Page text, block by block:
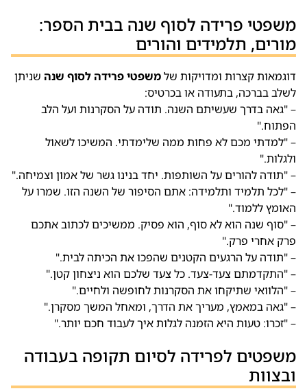
משפטי פרידה לסוף שנה בבית הספר:
מורים, תלמידים והורים
דוגמאות קצרות ומדויקות שלמשפטי פרידה לסוף שנה שניתן
לשלב בברכה, בתעודה או בכרטיס:
– "גאה בדרך שעשיתם השנה. תודה על הסקרנות ועל הלב
הפתוח."
– "למדתי מכם לא פחות ממה שלימדתי. המשיכו לשאול
ולגלות."
– "תודה להורים על השותפות. יחד בנינו גשר של אמון וצמיחה."
– "לכל תלמיד ותלמידה: אתם הסיפור של השנה הזו. שמרו על
האומץ ללמוד."
– "סוף שנה הוא לא סוף, הוא פסיק. ממשיכים לכתוב אתכם
פרק אחרי פרק."
– "תודה על הרגעים הקטנים שהפכו את הכיתה לבית."
– "התקדמתם צעד-צעד. כל צעד שלכם הוא ניצחון קטן."
– "הלוואי שתיקחו את הסקרנות לחופשה ולחיים."
– "גאה במאמץ, מעריך את הדרך, ומאחל המשך מסקרן."
– "זכרו: טעות היא הזמנה לגלות איך לעבוד חכם יותר."
משפטים לפרידה לסיום תקופה בעבודה
ובצוות